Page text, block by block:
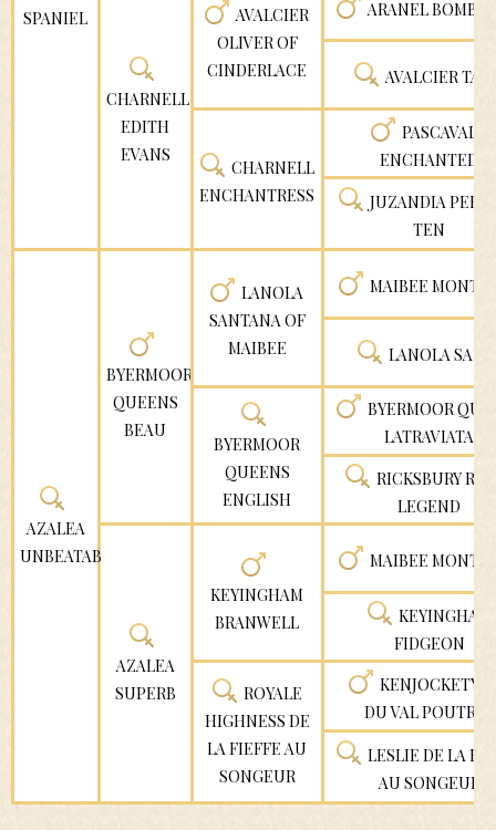
SPANIEL
CHARNELL
EDITH
EVANS
AVALCIER
OLIVER OF
CINDERLACE
CHARNELL
ENCHANTRESS
ARANEL
AVALCIER
PASCAVALE
ENCHANTED
JUZANDIA
TEN
AZALEA
UNBEATABLE
BYERMOOR
QUEENS
BEAU
AZALEA
SUPERB
LANOLA
SANTANA OF
MAIBEE
BYERMOOR
QUEENS
ENGLISH
KEYINGHAM
BRANWELL
ROYALE
HIGHNESS DE
LA FIEFFE AU
SONGEUR
MAIBEE
LANOLA
BYERMOOR
LATRAVIATA
RICKSBURY
LEGEND
MAIBEE
KEYINGHAM
FIDGEON
KENJOCKETY
DU VAL POUTREL
LESLIE DE LA
AU SONGEUR